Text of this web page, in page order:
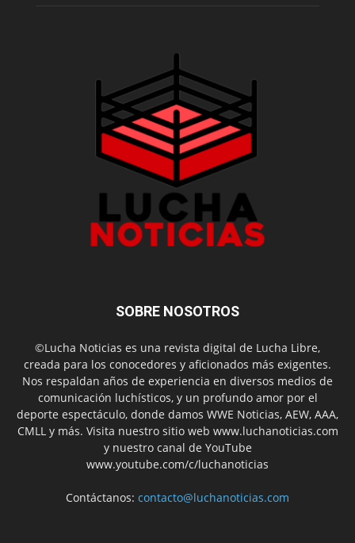
SOBRE NOSOTROS
©Lucha Noticias es una revista digital de Lucha Libre,
creada para los conocedores y aficionados más exigentes.
Nos respaldan años de experiencia en diversos medios de
comunicación luchísticos, y un profundo amor por el
deporte espectáculo, donde damos WWE Noticias, AEW, AAA,
CMLL y más. Visita nuestro sitio web www.luchanoticias.com
y nuestro canal de YouTube
www.youtube.com/c/luchanoticias
Contáctanos: contacto@luchanoticias.com